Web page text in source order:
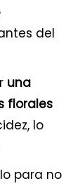
del
una
florales
lo
para no